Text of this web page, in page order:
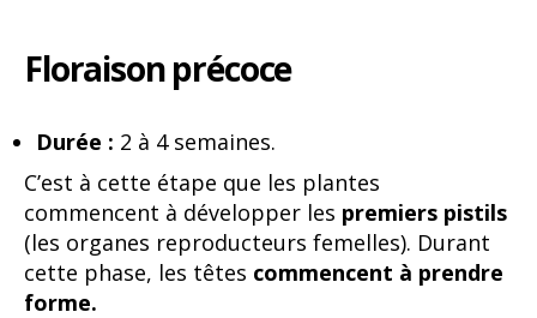
Floraison précoce
Durée : 2 à 4 semaines.
C’est à cette étape que les plantes
commencent à développer les premiers pistils
(les organes reproducteurs femelles). Durant
cette phase, les têtes commencent à prendre
forme.